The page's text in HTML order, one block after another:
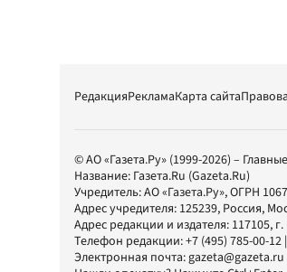
РедакцияРекламаКарта сайта
© АО «Газета.Ру» (1999-2026) –
Название: Газета.Ru (Gazeta.Ru)
Учредитель:АО «Газета.Ру», ОГРН
Адрес учредителя: 125239, Россия,
Адрес редакции и издателя: 117105, г.
Телефон редакции:+7 (495) 785-00-12
Электронная почта:gazeta@gazeta.ru